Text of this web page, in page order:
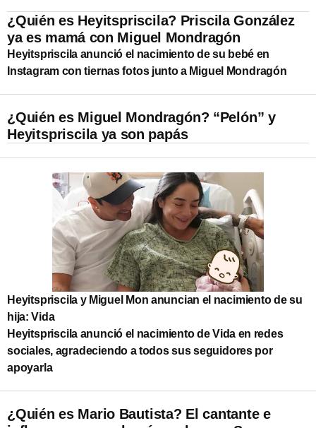
¿Quién es Heyitspriscila? Priscila González
ya es mamá con Miguel Mondragón
Heyitspriscila anunció el nacimiento de su bebé en
Instagram con tiernas fotos junto a Miguel Mondragón
¿Quién es Miguel Mondragón? “Pelón” y
Heyitspriscila ya son papás
Heyitspriscila y Miguel Mon anuncian el nacimiento de su
hija: Vida
Heyitspriscila anunció el nacimiento de Vida en redes
sociales, agradeciendo a todos sus seguidores por
apoyarla
¿Quién es Mario Bautista? El cantante e